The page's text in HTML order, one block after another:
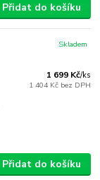
Přidat do košíku
1 699 Kč/ks
1 404 Kč bez DPH
Skladem
Přidat do košíku